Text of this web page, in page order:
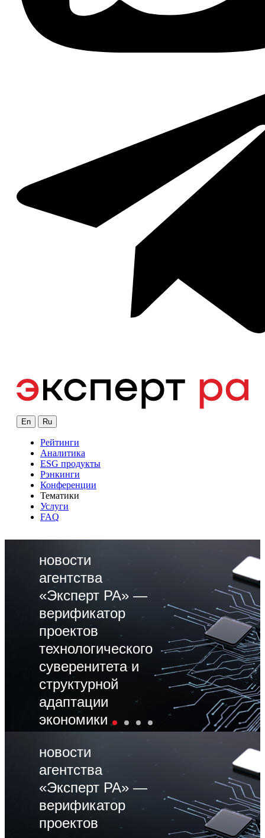
En Ru
Рейтинги
Аналитика
ESG продукты
Рэнкинги
Конференции
Тематики
Услуги
FAQ
новости
агентства
«Эксперт РА» —
верификатор
проектов
технологического
суверенитета и
структурной
адаптации
экономики
новости
агентства
«Эксперт РА» —
верификатор
проектов